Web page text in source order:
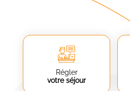
Régler
votre séjour